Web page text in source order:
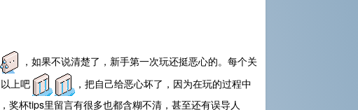
，如果不说清楚了，新手第一次玩还挺恶心的。每个关
上吧
，把自己给恶心坏了，因为在玩的过程中
奖杯tips里留言有很多也都含糊不清，甚至还有误导人